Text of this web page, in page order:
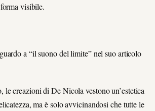
visibile.
a “il suono del limite” nel suo articolo
le creazioni di De Nicola vestono un’estetica
ma è solo avvicinandosi che tutte le